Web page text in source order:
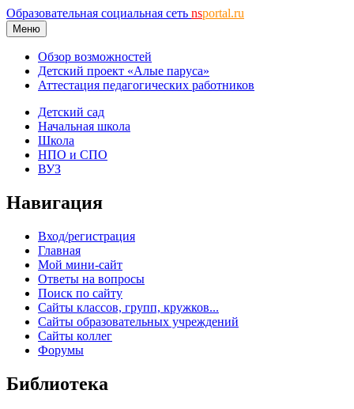
Образовательная социальная сеть nsportal.ru
Меню
Обзор возможностей
Детский проект «Алые паруса»
Аттестация педагогических работников
Детский сад
Начальная школа
Школа
НПО и СПО
ВУЗ
Навигация
Вход/регистрация
Главная
Мой мини-сайт
Ответы на вопросы
Поиск по сайту
Сайты классов, групп, кружков...
Сайты образовательных учреждений
Сайты коллег
Форумы
Библиотека